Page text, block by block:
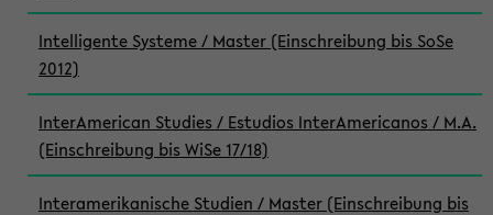
Intelligente Systeme / Master (Einschreibung bis SoSe
2012)
InterAmerican Studies / Estudios InterAmericanos / M.A.
(Einschreibung bis WiSe 17/18)
Interamerikanische Studien / Master (Einschreibung bis